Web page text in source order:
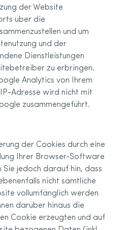
der Website
über die
und um
und der
Dienstleistungen
zu erbringen.
Analytics von Ihrem
Adresse wird nicht mit
zusammengeführt.
der Cookies durch eine
Ihrer Browser-Software
jedoch darauf hin, dass
nicht sämtliche
vollumfänglich werden
darüber hinaus die
Cookie erzeugten und auf